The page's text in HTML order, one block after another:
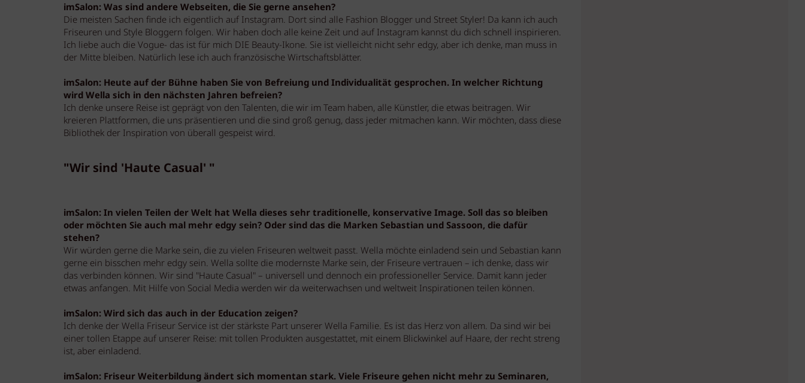
imSalon: Was sind andere Webseiten, die Sie gerne ansehen?
Die meisten Sachen finde ich eigentlich auf Instagram. Dort sind alle Fashion Blogger und Street Styler! Da kann ich auch
Friseuren und Style Bloggern folgen. Wir haben doch alle keine Zeit und auf Instagram kannst du dich schnell inspirieren.
Ich liebe auch die Vogue- das ist für mich DIE Beauty-Ikone. Sie ist vielleicht nicht sehr edgy, aber ich denke, man muss in
der Mitte bleiben. Natürlich lese ich auch französische Wirtschaftsblätter.
imSalon: Heute auf der Bühne haben Sie von Befreiung und Individualität gesprochen. In welcher Richtung
wird Wella sich in den nächsten Jahren befreien?
Ich denke unsere Reise ist geprägt von den Talenten, die wir im Team haben, alle Künstler, die etwas beitragen. Wir
kreieren Plattformen, die uns präsentieren und die sind groß genug, dass jeder mitmachen kann. Wir möchten, dass diese
Bibliothek der Inspiration von überall gespeist wird.
"Wir sind 'Haute Casual' "
imSalon: In vielen Teilen der Welt hat Wella dieses sehr traditionelle, konservative Image. Soll das so bleiben
oder möchten Sie auch mal mehr edgy sein? Oder sind das die Marken Sebastian und Sassoon, die dafür
stehen?
Wir würden gerne die Marke sein, die zu vielen Friseuren weltweit passt. Wella möchte einladend sein und Sebastian kann
gerne ein bisschen mehr edgy sein. Wella sollte die modernste Marke sein, der Friseure vertrauen – ich denke, dass wir
das verbinden können. Wir sind "Haute Casual" – universell und dennoch ein professioneller Service. Damit kann jeder
etwas anfangen. Mit Hilfe von Social Media werden wir da weiterwachsen und weltweit Inspirationen teilen können.
imSalon: Wird sich das auch in der Education zeigen?
Ich denke der Wella Friseur Service ist der stärkste Part unserer Wella Familie. Es ist das Herz von allem. Da sind wir bei
einer tollen Etappe auf unserer Reise: mit tollen Produkten ausgestattet, mit einem Blickwinkel auf Haare, der recht streng
ist, aber einladend.
imSalon: Friseur Weiterbildung ändert sich momentan stark. Viele Friseure gehen nicht mehr zu Seminaren,